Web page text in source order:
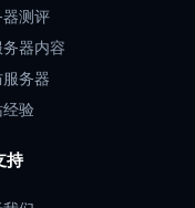
器测评
器内容
务器
验
持